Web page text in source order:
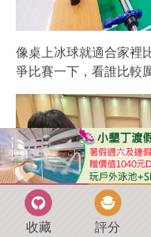
像桌上冰球就適合家裡
爭比賽一下，看誰比較
收藏 評分